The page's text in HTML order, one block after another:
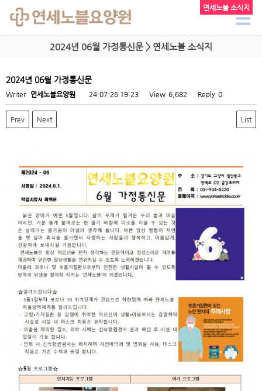
2024년 06월 가정통신문 > 연세노블 소식지
연세노블 소식지
2024년 06월 가정통신문
Writer 연세노블요양원 24-07-26 19:23 View 6,682 Reply 0
Prev Next List